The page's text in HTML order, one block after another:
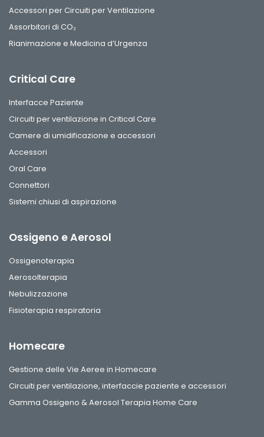
Accessori per Circuiti per Ventilazione
Assorbitori di CO₂
Rianimazione e Medicina d’Urgenza
Critical Care
Interfacce Paziente
Circuiti per ventilazione in Critical Care
Camere di umidificazione e accessori
Accessori
Oral Care
Connettori
Sistemi chiusi di aspirazione
Ossigeno e Aerosol
Ossigenoterapia
Aerosolterapia
Nebulizzazione
Fisioterapia respiratoria
Homecare
Gestione delle Vie Aeree in Homecare
Circuiti per ventilazione, interfaccie paziente e accessori
Gamma Ossigeno & Aerosol Terapia Home Care